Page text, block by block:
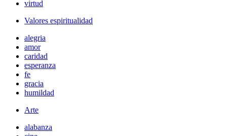
virtud
Valores espiritualidad
alegria
amor
caridad
esperanza
fe
gracia
humildad
Arte
alabanza